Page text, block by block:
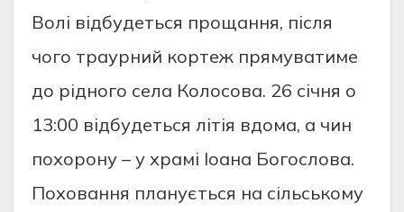
Волі відбудеться прощання, після
чого траурний кортеж прямуватиме
до рідного села Колосова. 26 січня о
13:00 відбудеться літія вдома, а чин
похорону – у храмі Іоана Богослова.
Поховання планується на сільському